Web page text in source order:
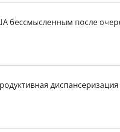
бессмысленным после